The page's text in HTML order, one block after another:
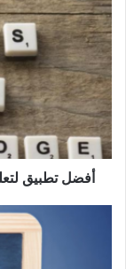
أفضل
تطبيق
لتعلم
المصطلحات
الإنجليزية
والأفعال
المركبة
أفضل تطبيق